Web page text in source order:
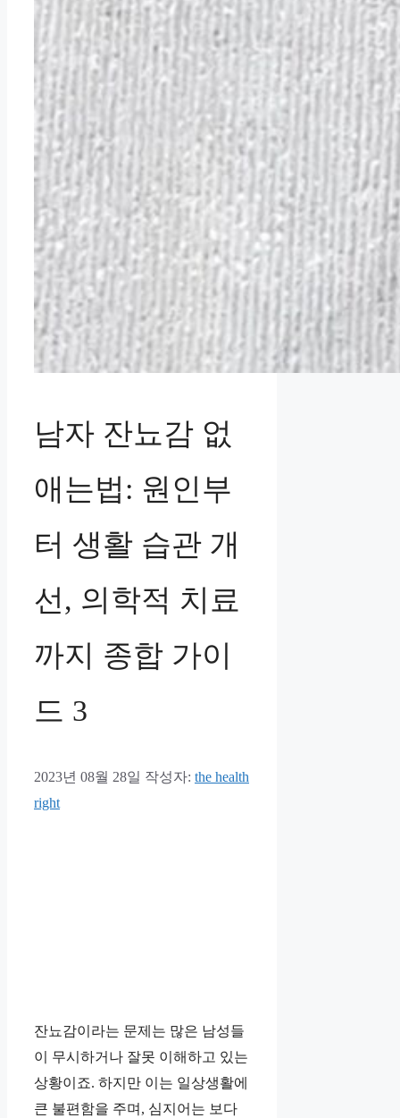
남자 잔뇨감 없
애는법: 원인부
터 생활 습관 개
선, 의학적 치료
까지 종합 가이
드 3
2023년 08월 28일 작성자: the health
right
잔뇨감이라는 문제는 많은 남성들
이 무시하거나 잘못 이해하고 있는
상황이죠. 하지만 이는 일상생활에
큰 불편함을 주며, 심지어는 보다